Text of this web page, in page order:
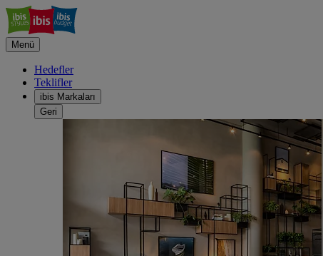
Menü
Hedefler
Teklifler
ibis Markaları
Geri